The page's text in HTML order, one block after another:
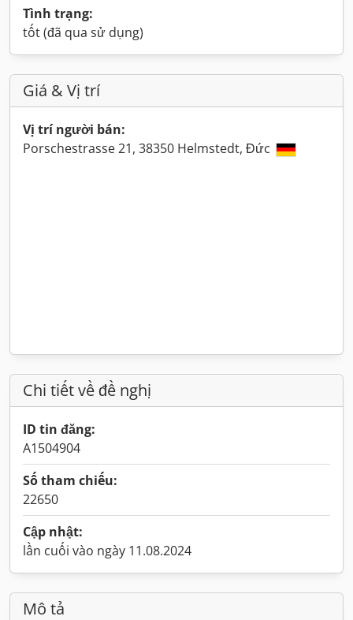
Tình trạng:
tốt (đã qua sử dụng)
Giá & Vị trí
Vị trí người bán:
Porschestrasse 21, 38350 Helmstedt, Đức
Chi tiết về đề nghị
ID tin đăng:
A1504904
Số tham chiếu:
22650
Cập nhật:
lần cuối vào ngày 11.08.2024
Mô tả